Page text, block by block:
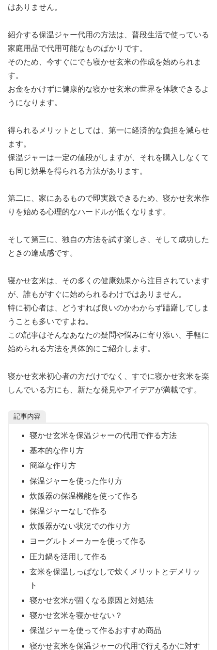
はありません。
紹介する保温ジャー代用の方法は、普段生活で使っている
家庭用品で代用可能なものばかりです。
そのため、今すぐにでも寝かせ玄米の作成を始められま
す。
お金をかけずに健康的な寝かせ玄米の世界を体験できるよ
うになります。
得られるメリットとしては、第一に経済的な負担を減らせ
ます。
保温ジャーは一定の値段がしますが、それを購入しなくて
も同じ効果を得られる方法があります。
第二に、家にあるもので即実践できるため、寝かせ玄米作
りを始める心理的なハードルが低くなります。
そして第三に、独自の方法を試す楽しさ、そして成功した
ときの達成感です。
寝かせ玄米は、その多くの健康効果から注目されています
が、誰もがすぐに始められるわけではありません。
特に初心者は、どうすれば良いのかわからず躊躇してしま
うことも多いですよね。
この記事はそんなあなたの疑問や悩みに寄り添い、手軽に
始められる方法を具体的にご紹介します。
寝かせ玄米初心者の方だけでなく、すでに寝かせ玄米を楽
しんでいる方にも、新たな発見やアイデアが満載です。
記事内容
寝かせ玄米を保温ジャーの代用で作る方法
基本的な作り方
簡単な作り方
保温ジャーを使った作り方
炊飯器の保温機能を使って作る
保温ジャーなしで作る
炊飯器がない状況での作り方
ヨーグルトメーカーを使って作る
圧力鍋を活用して作る
玄米を保温しっぱなしで炊くメリットとデメリッ
ト
寝かせ玄米が固くなる原因と対処法
寝かせ玄米を寝かせない？
保温ジャーを使って作るおすすめ商品
寝かせ玄米を保温ジャーの代用で行えるかに対す